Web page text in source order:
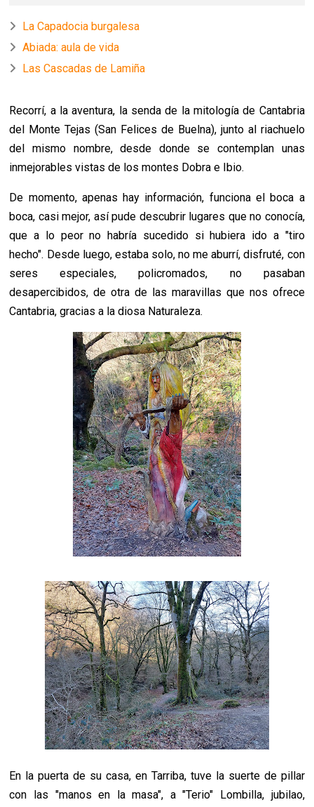
La Capadocia burgalesa
Abiada: aula de vida
Las Cascadas de Lamiña
Recorrí, a la aventura, la senda de la mitología de Cantabria
del Monte Tejas (San Felices de Buelna), junto al riachuelo
del mismo nombre, desde donde se contemplan unas
inmejorables vistas de los montes Dobra e Ibio.
De momento, apenas hay información, funciona el boca a
boca, casi mejor, así pude descubrir lugares que no conocía,
que a lo peor no habría sucedido si hubiera ido a "tiro
hecho". Desde luego, estaba solo, no me aburrí, disfruté, con
seres especiales, policromados, no pasaban
desapercibidos, de otra de las maravillas que nos ofrece
Cantabria, gracias a la diosa Naturaleza.
En la puerta de su casa, en Tarriba, tuve la suerte de pillar
con las "manos en la masa", a "Terio" Lombilla, jubilao,